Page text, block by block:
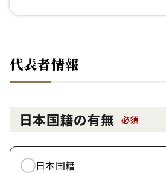
代表者情報
日本国籍の有無 必須
日本国籍